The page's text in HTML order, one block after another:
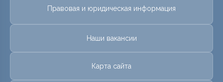
Правовая и юридическая информация
Наши вакансии
Карта сайта